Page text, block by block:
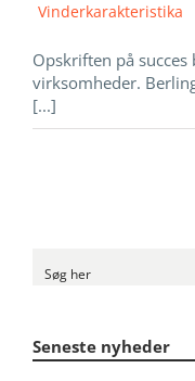
Vinderkarakteristika
Opskriften på
virksomheder.
[...]
Seneste nyheder